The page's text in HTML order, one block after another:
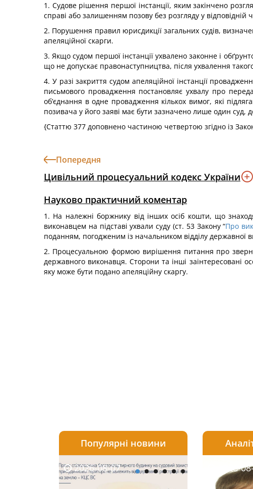
1. Судове рішення першої інстанції, яким закінчено
справі або залишенням позову без розгляду у
2. Порушення правил юрисдикції загальних судів,
апеляційної скарги.
3. Якщо судом першої інстанції ухвалено законне і
що не допускає правонаступництва, після ухвалення
4. У разі закриття судом апеляційної інстанції
письмового провадження постановляє ухвалу про
об’єднання в одне провадження кількох вимог, які
позивача у його заяві має бути зазначено лише один суд,
{Статтю 377 доповнено частиною четвертою згідно із
Попередня
Цивільний процесуальний кодекс України
Науково практичний коментар
1. На належні боржнику від інших осіб кошти, що
виконавцем на підставі ухвали суду (ст. 53 Закону “Про
поданням, погодженим із начальником відділу державної
2. Процесуальною формою вирішення питання про
державного виконавця. Сторони та інші заінтересовані
яку може бути подано апеляційну скаргу.
Популярні новини
2026-08-07 2026-08-06
2026-08-03 2026-